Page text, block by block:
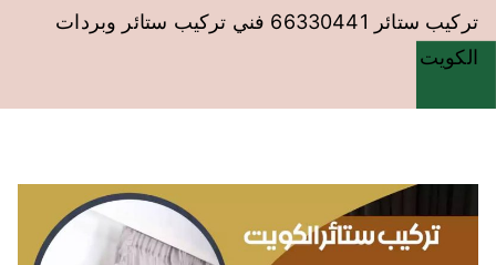
تركيب ستائر 66330441 فني تركيب ستائر وبردات
الكويت